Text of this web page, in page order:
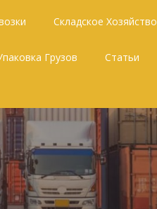
Складское Хозяйство
Грузов Статьи